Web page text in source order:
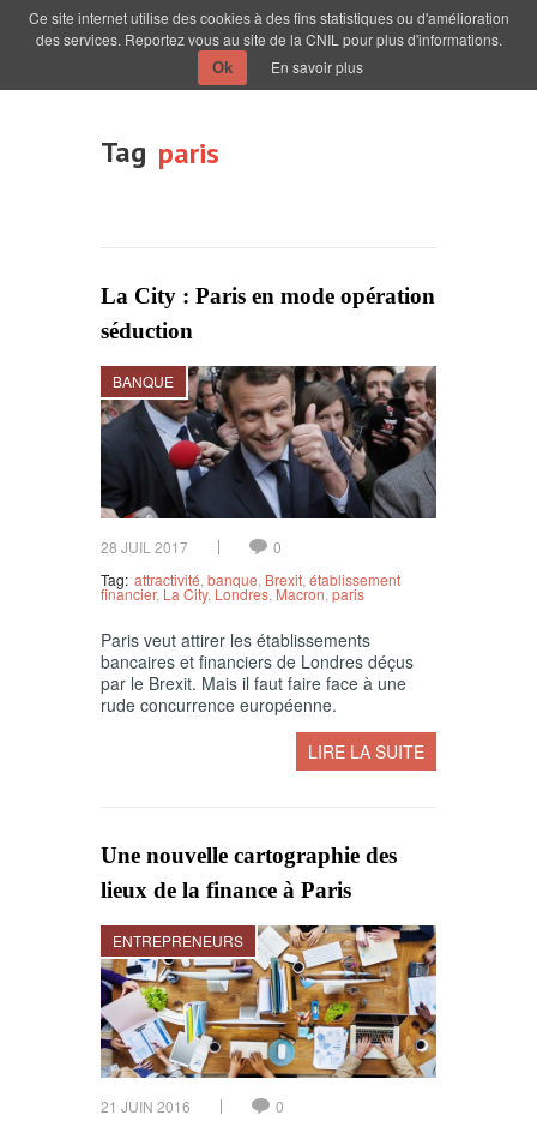
Tag paris
La City : Paris en mode opération
séduction
BANQUE
28 JUIL 2017
0
Tag: attractivité banque Brexit établissement
financier, La City, Londres Macron paris
Paris veut attirer les établissements
bancaires et financiers de Londres déçus
par le Brexit. Mais il faut faire face à une
rude concurrence européenne.
LIRE LA SUITE
Une nouvelle cartographie des
lieux de la finance à Paris
ENTREPRENEURS
21 JUIN 2016
0
Ce site internet utilise des cookies à des fins statistiques ou d'amélioration
des services. Reportez vous au site de la CNIL pour plus d'informations.
Ok En savoir plus